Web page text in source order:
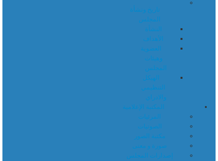
تاريخ ونشأة
المجلس
النشأة
الأهداف
العضوية
وهيئات
المجلس
الهيكل
التنظيمي
والادراي
المكتبة الإعلامية
المرئيات
الصوتيات
مكتبة الصور
صورة و معنى
إصدارات المجلس